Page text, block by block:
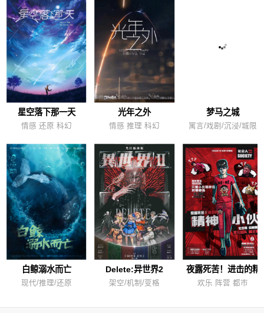
星空落下那一天
情感 还原 科幻
光年之外
情感 推理 科幻
梦马之城
寓言/戏剧/沉浸/城限
白鲸溺水而亡
现代/推理/还原
Delete:异世界2
架空/机制/变格
夜露死苦！进击的精
欢乐 阵营 都市